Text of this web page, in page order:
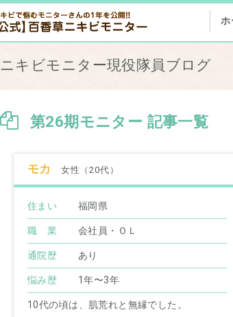
ホ
ニキビモニター現役隊員ブログ
第26期モニター 記事一覧
モカ 女性（20代）
住まい 福岡県
職 業 会社員・ＯＬ
通院歴 あり
悩み歴 1年〜3年
10代の頃は、肌荒れと無縁でした。